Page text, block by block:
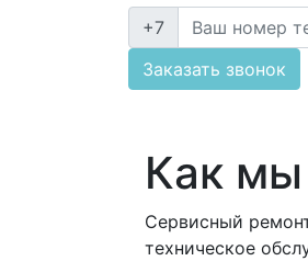
+7
Заказать звонок
Как
Сервисный
техническое